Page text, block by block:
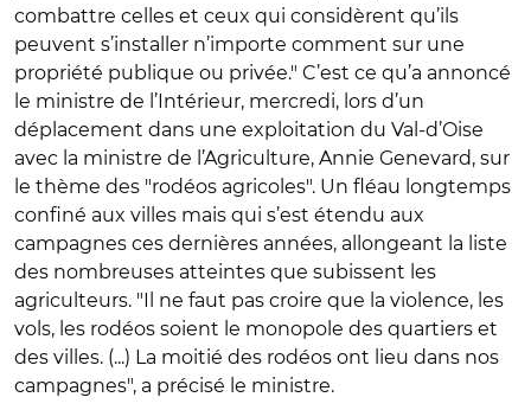
combattre celles et ceux qui considèrent qu’ils
peuvent s’installer n’importe comment sur une
propriété publique ou privée." C’est ce qu’a annoncé
le ministre de l’Intérieur, mercredi, lors d’un
déplacement dans une exploitation du Val-d’Oise
avec la ministre de l’Agriculture, Annie Genevard, sur
le thème des "rodéos agricoles". Un fléau longtemps
confiné aux villes mais qui s’est étendu aux
campagnes ces dernières années, allongeant la liste
des nombreuses atteintes que subissent les
agriculteurs. "Il ne faut pas croire que la violence, les
vols, les rodéos soient le monopole des quartiers et
des villes. (...) La moitié des rodéos ont lieu dans nos
campagnes", a précisé le ministre.